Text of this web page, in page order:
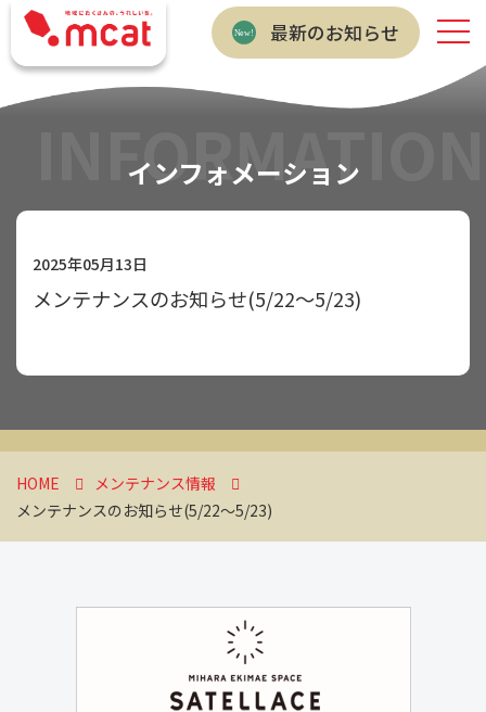
最新のお知らせ
インフォメーション
INFORMATION
2025年05月13日
メンテナンスのお知らせ(5/22～5/23)
HOME
メンテナンス情報
メンテナンスのお知らせ(5/22～5/23)